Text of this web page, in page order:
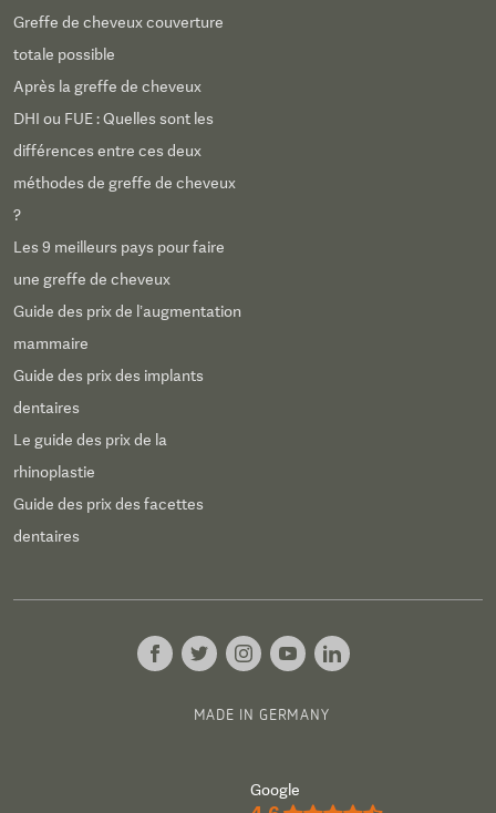
Greffe de cheveux couverture
totale possible
Après la greffe de cheveux
DHI ou FUE : Quelles sont les
différences entre ces deux
méthodes de greffe de cheveux
?
Les 9 meilleurs pays pour faire
une greffe de cheveux
Guide des prix de l’augmentation
mammaire
Guide des prix des implants
dentaires
Le guide des prix de la
rhinoplastie
Guide des prix des facettes
dentaires
MADE IN GERMANY
Google